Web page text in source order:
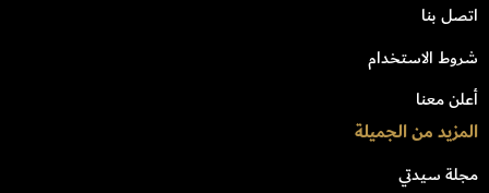
اتصل بنا
شروط الاستخدام
أعلن معنا
المزيد من الجميلة
مجلة سيدتي